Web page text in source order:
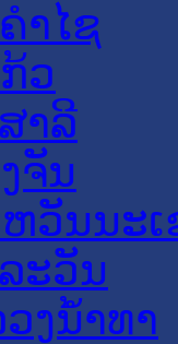
າໄຊ
ວ
າລີ
ຈັນ
ວັນນະ
ະວັນ
ງນໍ້າທາ